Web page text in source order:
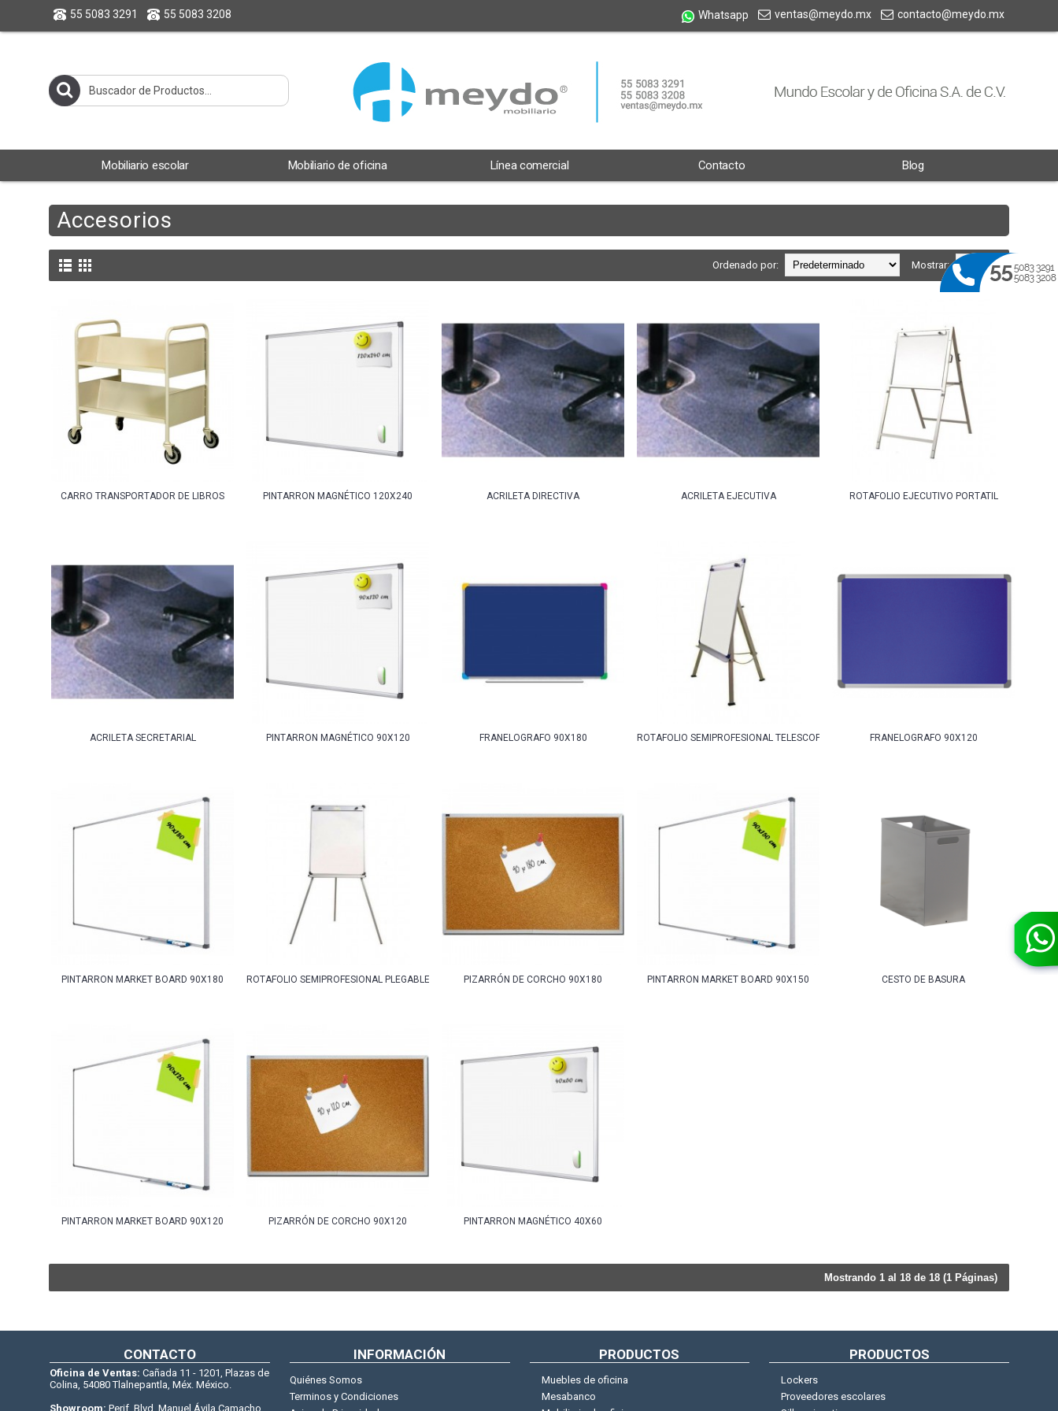
55 5083 3291 55 5083 3208 Whatsapp ventas@meydo.mx contacto@meydo.mx
Mobiliario escolar Mobiliario de oficina Línea comercial Contacto Blog
Accesorios
Mostrar:
Ordenado por:
CARRO TRANSPORTADOR DE LIBROS PINTARRON MAGNÉTICO 120X240 ACRILETA DIRECTIVA ACRILETA EJECUTIVA ROTAFOLIO EJECUTIVO PORTATIL
ACRILETA SECRETARIAL PINTARRON MAGNÉTICO 90X120 FRANELOGRAFO 90X180 ROTAFOLIO SEMIPROFESIONAL TELESCOPICO FRANELOGRAFO 90X120
PINTARRON MARKET BOARD 90X180 ROTAFOLIO SEMIPROFESIONAL PLEGABLE PIZARRÓN DE CORCHO 90X180 PINTARRON MARKET BOARD 90X150 CESTO DE BASURA
PINTARRON MARKET BOARD 90X120 PIZARRÓN DE CORCHO 90X120 PINTARRON MAGNÉTICO 40X60
Mostrando 1 al 18 de 18 (1 Páginas)
CONTACTO
Oficina de Ventas: Cañada 11 - 1201, Plazas de
Colina, 54080 Tlalnepantla, Méx. México.
Showroom: Perif. Blvd. Manuel Ávila Camacho
INFORMACIÓN
Quiénes Somos
Terminos y Condiciones
PRODUCTOS
Muebles de oficina
Mesabanco
PRODUCTOS
Lockers
Proveedores escolares